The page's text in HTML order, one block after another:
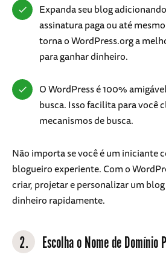
Expanda seu blog
assinatura paga ou até
torna o WordPress.org a
para ganhar dinheiro.
O WordPress é 100%
busca. Isso facilita para você
mecanismos de busca.
Não importa se você é um iniciante
blogueiro experiente. Com o
criar, projetar e personalizar um
dinheiro rapidamente.
2. Escolha o Nome de Domínio